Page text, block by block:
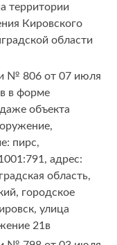
территории
Кировского
области
№ 806 от 07 июля
в форме
объекта
пирс,
адрес:
область,
городское
улица
21в